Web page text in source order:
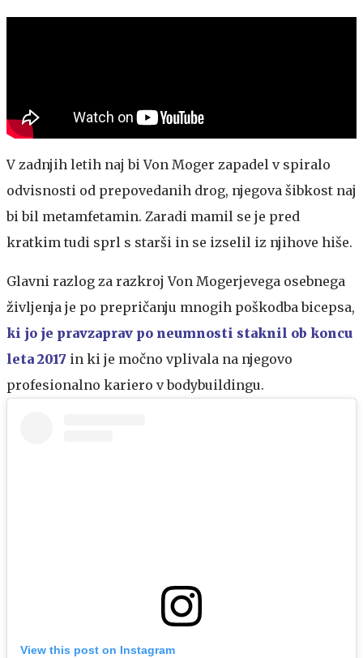
V zadnjih letih naj bi Von Moger zapadel v spiralo
odvisnosti od prepovedanih drog, njegova šibkost naj
bi bil metamfetamin. Zaradi mamil se je pred
kratkim tudi sprl s starši in se izselil iz njihove hiše.
Glavni razlog za razkroj Von Mogerjevega osebnega
življenja je po prepričanju mnogih poškodba bicepsa,
ki jo je pravzaprav po neumnosti staknil ob koncu
leta 2017 in ki je močno vplivala na njegovo
profesionalno kariero v bodybuildingu.
View this post on Instagram